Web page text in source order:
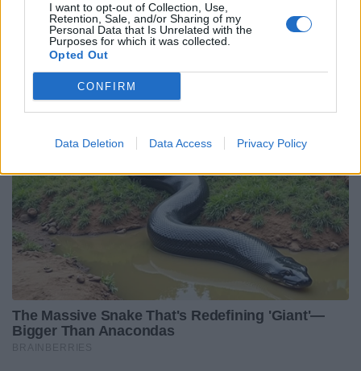
I want to opt-out of Collection, Use,
Retention, Sale, and/or Sharing of my
Personal Data that Is Unrelated with the
Purposes for which it was collected.
Opted Out
CONFIRM
Data Deletion Data Access Privacy Policy